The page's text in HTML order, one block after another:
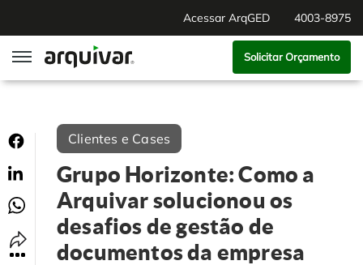
Acessar ArqGED 4003-8975
ArqSign
Soluções
Gestão de Documentos
Segmentos
Solicitar Orçamento
Clientes e Cases
Grupo Horizonte: Como a
Arquivar solucionou os
desafios de gestão de
documentos da empresa